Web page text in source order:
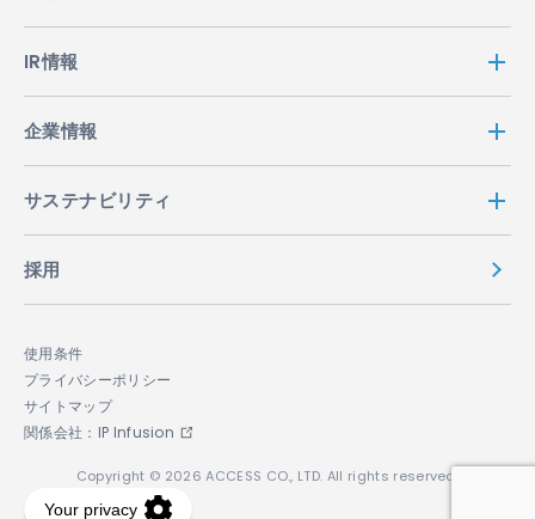
IR情報
企業情報
サステナビリティ
採用
使用条件
プライバシーポリシー
サイトマップ
関係会社：IP Infusion
Copyright © 2026 ACCESS CO., LTD. All rights reserved.